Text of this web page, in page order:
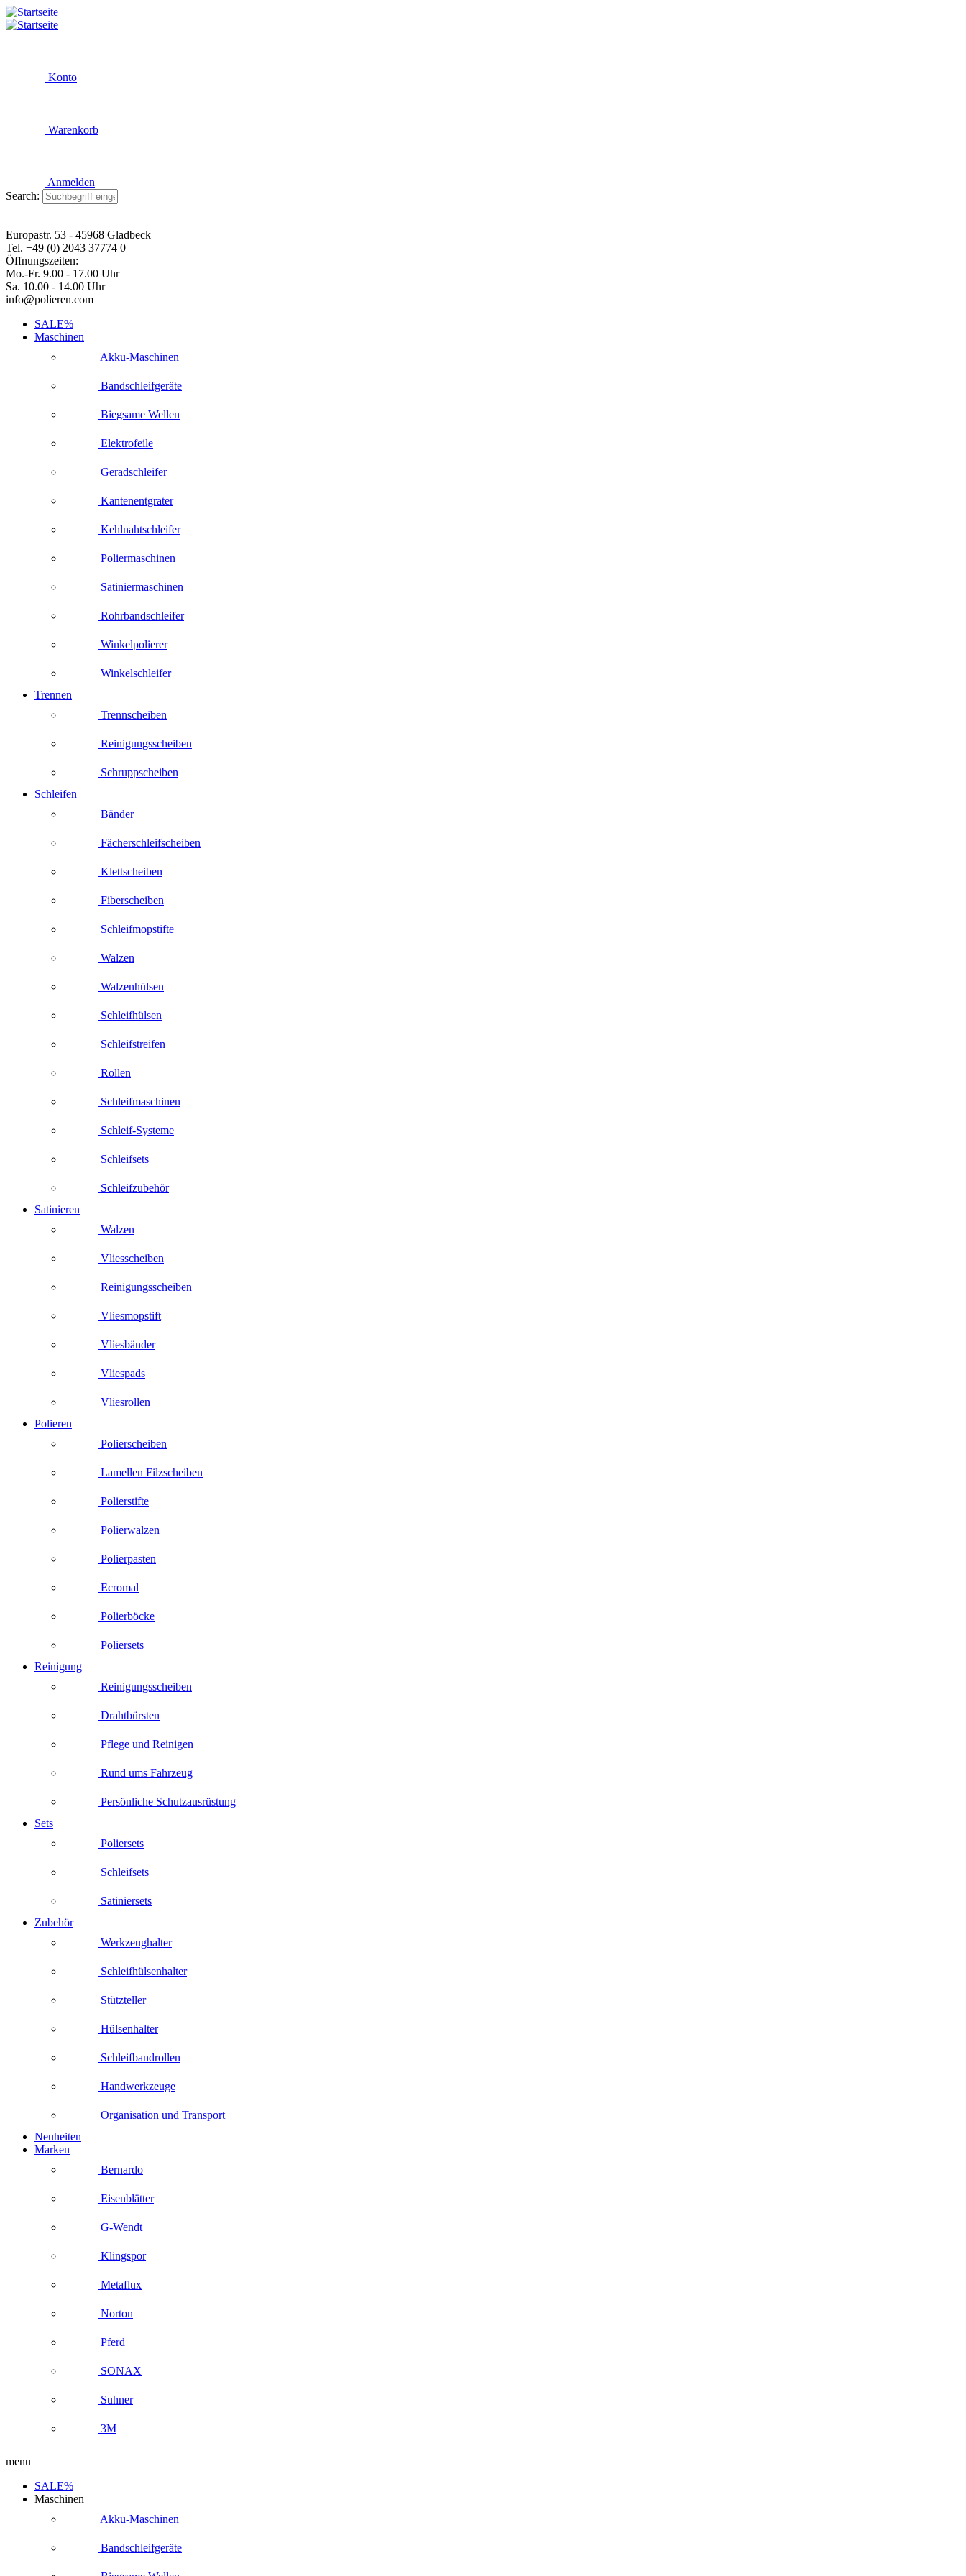
Konto
Warenkorb
Anmelden
Search:
Europastr. 53 - 45968 Gladbeck
Tel. +49 (0) 2043 37774 0
Öffnungszeiten:
Mo.-Fr. 9.00 - 17.00 Uhr
Sa. 10.00 - 14.00 Uhr
info@polieren.com
SALE%
Maschinen
Akku-Maschinen
Bandschleifgeräte
Biegsame Wellen
Elektrofeile
Geradschleifer
Kantenentgrater
Kehlnahtschleifer
Poliermaschinen
Satiniermaschinen
Rohrbandschleifer
Winkelpolierer
Winkelschleifer
Trennen
Trennscheiben
Reinigungsscheiben
Schruppscheiben
Schleifen
Bänder
Fächerschleifscheiben
Klettscheiben
Fiberscheiben
Schleifmopstifte
Walzen
Walzenhülsen
Schleifhülsen
Schleifstreifen
Rollen
Schleifmaschinen
Schleif-Systeme
Schleifsets
Schleifzubehör
Satinieren
Walzen
Vliesscheiben
Reinigungsscheiben
Vliesmopstift
Vliesbänder
Vliespads
Vliesrollen
Polieren
Polierscheiben
Lamellen Filzscheiben
Polierstifte
Polierwalzen
Polierpasten
Ecromal
Polierböcke
Poliersets
Reinigung
Reinigungsscheiben
Drahtbürsten
Pflege und Reinigen
Rund ums Fahrzeug
Persönliche Schutzausrüstung
Sets
Poliersets
Schleifsets
Satiniersets
Zubehör
Werkzeughalter
Schleifhülsenhalter
Stützteller
Hülsenhalter
Schleifbandrollen
Handwerkzeuge
Organisation und Transport
Neuheiten
Marken
Bernardo
Eisenblätter
G-Wendt
Klingspor
Metaflux
Norton
Pferd
SONAX
Suhner
3M
menu
SALE%
Maschinen
Akku-Maschinen
Bandschleifgeräte